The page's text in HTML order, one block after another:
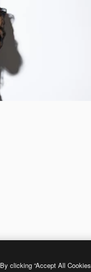
By clicking “Accept All